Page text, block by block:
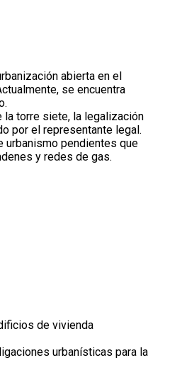
abierta en el
se encuentra
la torre siete, la legalización
por el representante legal.
urbanismo pendientes que
y redes de gas.
de vivienda
urbanísticas para la